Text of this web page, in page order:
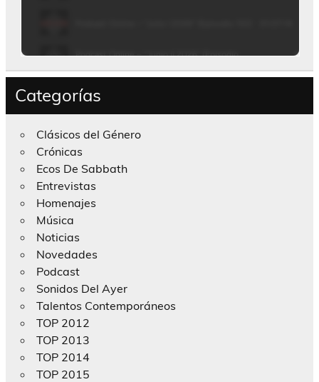
Categorías
Clásicos del Género
Crónicas
Ecos De Sabbath
Entrevistas
Homenajes
Música
Noticias
Novedades
Podcast
Sonidos Del Ayer
Talentos Contemporáneos
TOP 2012
TOP 2013
TOP 2014
TOP 2015